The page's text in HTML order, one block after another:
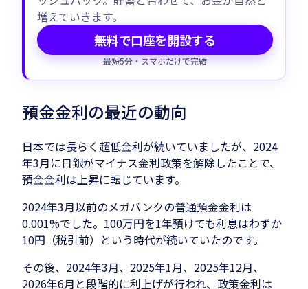
増えていきます。
無料で口座を開設する
最短5分・スマホだけで完結
預金金利の最近の動向
日本では長らく超低金利が続いていましたが、2024
年3月に日銀がマイナス金利政策を解除したことで、
預金金利は上昇に転じています。
2024年3月以前のメガバンクの普通預金金利は
0.001%でした。100万円を1年預けても利息はわずか
10円（税引前）という時代が続いていたのです。
その後、2024年3月、2025年1月、2025年12月、
2026年6月と段階的に利上げが行われ、政策金利は